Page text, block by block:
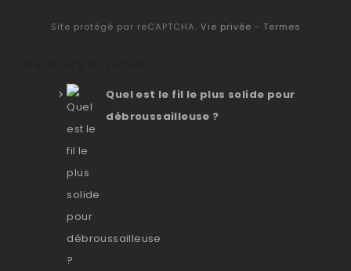
Site protégé par reCAPTCHA. Vie privée - Termes
Quel est le fil le plus solide pour
débroussailleuse ?